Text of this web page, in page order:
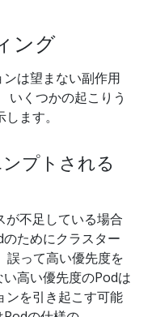
ング
は望まない副作用
いくつかの起こりう
ます。
プトされる
が不足している場合
ためにクラスター
誤って高い優先度を
高い優先度のPodは
ンを引き起こす可能